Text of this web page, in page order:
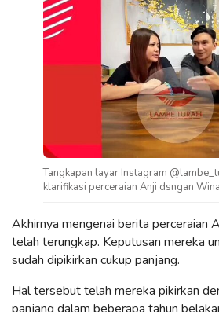
Tangkapan layar Instagram
klarifikasi perceraian Anji dsngan Wina
Akhirnya mengenai berita perceraian
telah terungkap. Keputusan mereka
sudah dipikirkan cukup panjang.
Hal tersebut telah mereka pikirkan